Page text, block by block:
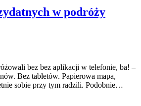
w podróży
bez bez aplikacji w telefonie, ba! –
Bez tabletów. Papierowa mapa,
sobie przy tym radzili. Podobnie…